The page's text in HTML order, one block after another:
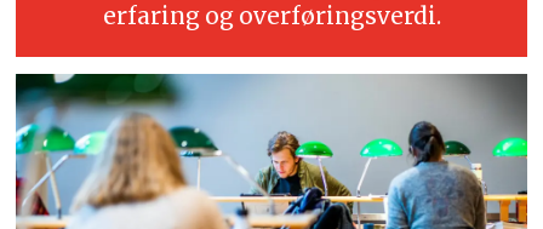
erfaring og overføringsverdi.